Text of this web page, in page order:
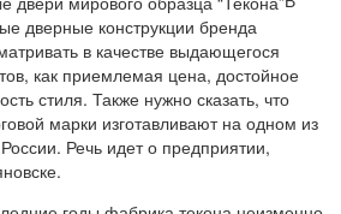
дверные конструкции бренда
в качестве выдающегося
как приемлемая цена, достойное
стиля. Также нужно сказать, что
марки изготавливают на одном из
Речь идет о предприятии,